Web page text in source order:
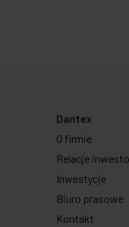
Dantex
O firmie
Relacje
Inwestycje
Biuro prasowe
Kontakt